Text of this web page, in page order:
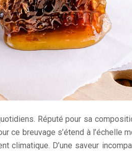
Réputé pour sa
breuvage s’étend à l’échelle
climatique. D’une saveur